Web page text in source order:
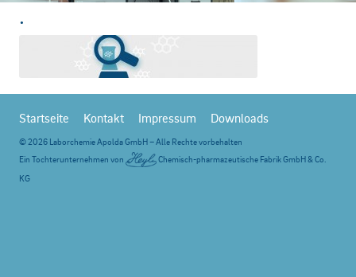
.
Startseite Kontakt Impressum Downloads
© 2026 Laborchemie Apolda GmbH – Alle Rechte vorbehalten
Ein Tochterunternehmen von
Chemisch-pharmazeutische Fabrik GmbH & Co.
KG